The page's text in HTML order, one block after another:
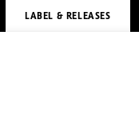
LABEL & RELEASES